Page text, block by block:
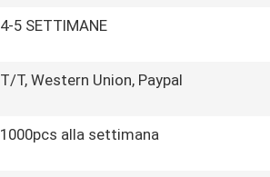
4-5 SETTIMANE
T/T, Western Union, Paypal
1000pcs alla settimana